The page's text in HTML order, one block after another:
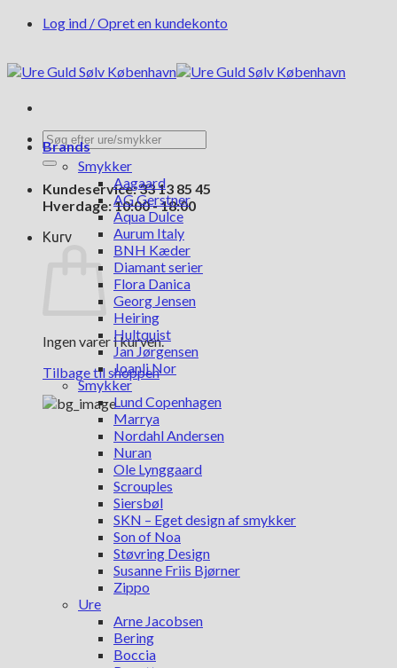
FortsætLog ind / Opret en kundekonto
Søg
efter:
Kundeservice: 33 13 85 45
Hverdage: 10:00 - 18:00
Kurv
Ingen varer i kurven.
Tilbage til shoppen
Brands
Smykker
Aagaard
AG Gerstner
Aqua Dulce
Aurum Italy
BNH Kæder
Diamant serier
Flora Danica
Georg Jensen
Heiring
Hultquist
Jan Jørgensen
Joanli Nor
Smykker
Lund Copenhagen
Marrya
Nordahl Andersen
Nuran
Ole Lynggaard
Scrouples
Siersbøl
SKN – Eget design af smykker
Son of Noa
Støvring Design
Susanne Friis Bjørner
Zippo
Ure
Arne Jacobsen
Bering
Boccia